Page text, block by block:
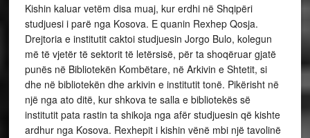
Kishin kaluar vetëm disa muaj, kur erdhi në Shqipëri
studjuesi i parë nga Kosova. E quanin Rexhep Qosja.
Drejtoria e institutit caktoi studjuesin Jorgo Bulo, kolegun
më të vjetër të sektorit të letërsisë, për ta shoqëruar gjatë
punës në Bibliotekën Kombëtare, në Arkivin e Shtetit, si
dhe në bibliotekën dhe arkivin e institutit tonë. Pikërisht në
një nga ato ditë, kur shkova te salla e bibliotekës së
institutit pata rastin ta shikoja nga afër studjuesin që kishte
ardhur nga Kosova. Rexhepit i kishin vënë mbi një tavolinë